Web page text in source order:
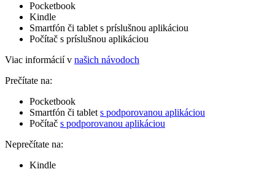
Pocketbook
Kindle
Smartfón či tablet s príslušnou aplikáciou
Počítač s príslušnou aplikáciou
Viac informácií v našich návodoch
Prečítate na:
Pocketbook
Smartfón či tablet s podporovanou aplikáciou
Počítač s podporovanou aplikáciou
Neprečítate na:
Kindle